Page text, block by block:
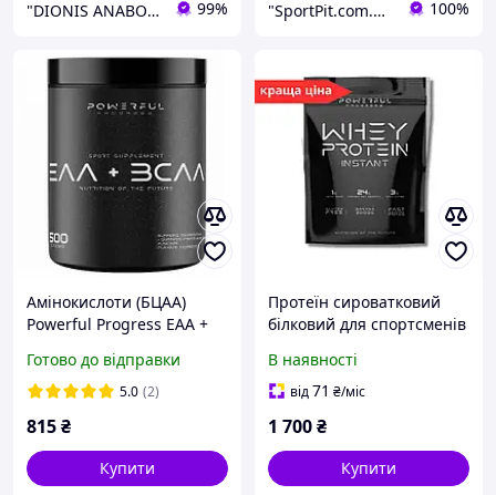
"DIONIS ANABOLA" 99% "SportPit.com.ua"- Интернет-магазин спортивного питания. 100%
Амінокислоти (БЦАА)
Powerful Progress EAA +
Готово до відправки
5.0 (2)
815₴
Купити
Протеїн сироватковий
білковий для спортсменів
Whey Protein 1 kg
порошок для росту і
В наявності
від71 ₴/міс
1 700₴
Купити